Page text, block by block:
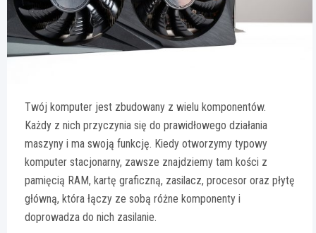
Twój komputer jest zbudowany z wielu komponentów.
Każdy z nich przyczynia się do prawidłowego działania
maszyny i ma swoją funkcję. Kiedy otworzymy typowy
komputer stacjonarny, zawsze znajdziemy tam kości z
pamięcią RAM, kartę graficzną, zasilacz, procesor oraz płytę
główną, która łączy ze sobą różne komponenty i
doprowadza do nich zasilanie.